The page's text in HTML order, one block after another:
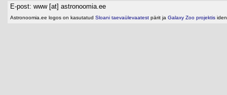
E-post: www [at] astronoomia.ee
Astronoomia.ee logos on kasutatud Sloani taevaülevaatest pärit ja Galaxy Zoo projektis